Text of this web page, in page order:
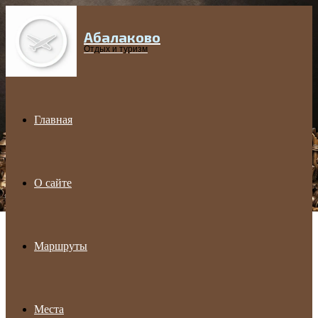
Menu Абалаково
Отдых и туризм
Главная
О сайте
Маршруты
Места